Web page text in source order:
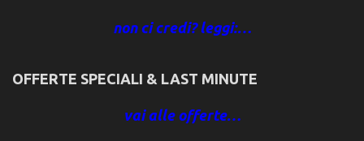
non ci credi? leggi:…
OFFERTE SPECIALI & LAST MINUTE
vai alle offerte…